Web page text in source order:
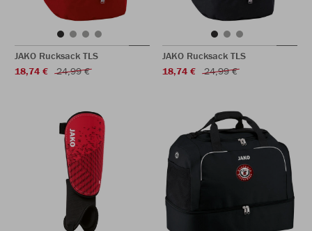
JAKO Rucksack TLS
18,74 €
24,99 €
JAKO Rucksack TLS
18,74 €
24,99 €